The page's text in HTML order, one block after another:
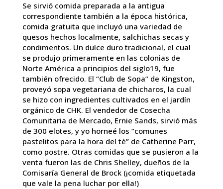
Se sirvió comida preparada a la antigua
correspondiente también a la época histórica,
comida gratuita que incluyó una variedad de
quesos hechos localmente, salchichas secas y
condimentos. Un dulce duro tradicional, el cual
se produjo primeramente en las colonias de
Norte América a principios del siglo19, fue
también ofrecido. El “Club de Sopa” de Kingston,
proveyó sopa vegetariana de chicharos, la cual
se hizo con ingredientes cultivados en el jardín
orgánico de CHK. El vendedor de Cosecha
Comunitaria de Mercado, Ernie Sands, sirvió más
de 300 elotes, y yo horneé los “comunes
pastelitos para la hora del té” de Catherine Parr,
como postre. Otras comidas que se pusieron a la
venta fueron las de Chris Shelley, dueños de la
Comisaría General de Brock (¡comida etiquetada
que vale la pena luchar por ella!)